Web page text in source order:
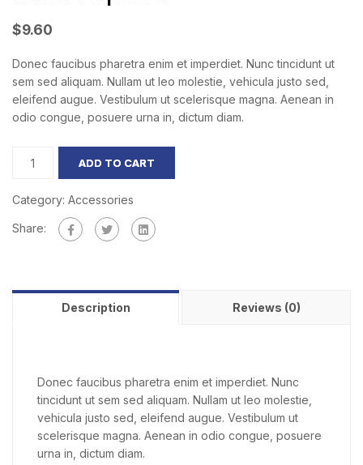
$9.60
Donec faucibus pharetra enim et imperdiet. Nunc tincidunt ut
sem sed aliquam. Nullam ut leo molestie, vehicula justo sed,
eleifend augue. Vestibulum ut scelerisque magna. Aenean in
odio congue, posuere urna in, dictum diam.
ADD TO CART
Category: Accessories
Share:
Description Reviews (0)
Donec faucibus pharetra enim et imperdiet. Nunc
tincidunt ut sem sed aliquam. Nullam ut leo molestie,
vehicula justo sed, eleifend augue. Vestibulum ut
scelerisque magna. Aenean in odio congue, posuere
urna in, dictum diam.